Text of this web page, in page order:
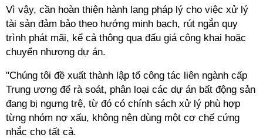
Vì vậy, cần hoàn thiện hành lang pháp lý cho việc xử lý
tài sản đảm bảo theo hướng minh bạch, rút ngắn quy
trình phát mãi, kể cả thông qua đấu giá công khai hoặc
chuyển nhượng dự án.
"Chúng tôi đề xuất thành lập tổ công tác liên ngành cấp
Trung ương để rà soát, phân loại các dự án bất động sản
đang bị ngưng trệ, từ đó có chính sách xử lý phù hợp
từng nhóm nợ xấu, không nên dùng một cơ chế cứng
nhắc cho tất cả.